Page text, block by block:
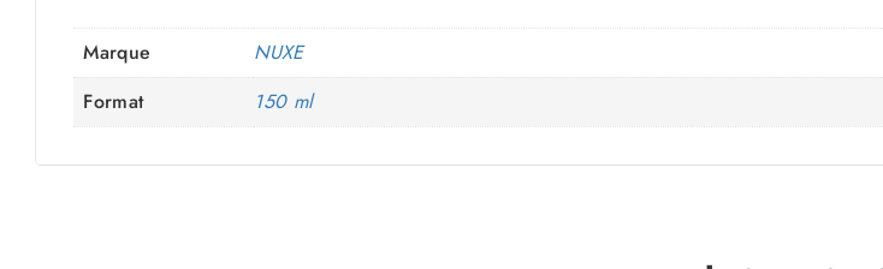
Marque
NUXE
Format
150 ml